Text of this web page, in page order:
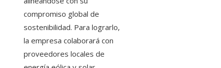
compromiso global de
sostenibilidad. Para lograrlo,
la empresa colaborará con
proveedores locales de